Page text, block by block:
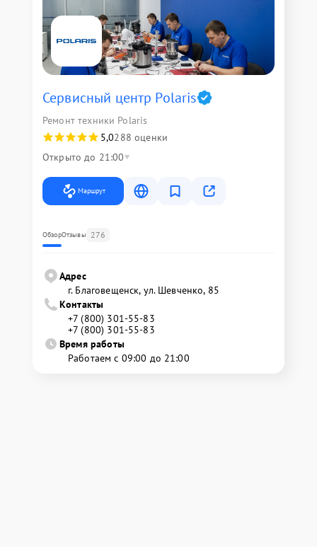
Сервисный центр Polaris
Ремонт техники Polaris
5,0288 оценки
Открыто до 21:00
Маршрут
ОбзорОтзывы 276
Адрес
г. Благовещенск, ул. Шевченко, 85
Контакты
+7 (800) 301-55-83
+7 (800) 301-55-83
Время работы
Работаем с 09:00 до 21:00